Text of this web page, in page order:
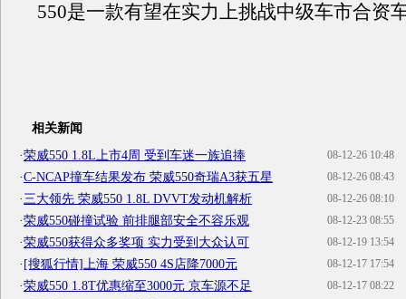
550是一款有望在实力上挑战中级车市合资
相关新闻
08-12-26 10:48
·荣威550 1.8L上市4周 受到车迷一族追捧
08-12-26 08:43
·C-NCAP撞车结果发布 荣威550奇瑞A3获五星
08-12-26 08:10
·三大领先 荣威550 1.8L DVVT发动机解析
08-12-23 08:55
·荣威550碰撞试验 前排腿部安全不容乐观
08-12-19 13:54
·荣威550获得众多奖项 实力受到大众认可
08-12-17 17:54
·[搜狐行情]上海 荣威550 4S店降7000元
08-12-17 08:22
·荣威550 1.8T优惠缩至3000元 京车源不足